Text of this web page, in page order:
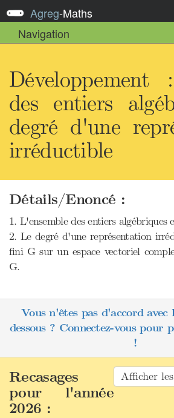
Agreg-Maths
Navigation
Développement
des entiers
degré d'une
irréductible
Détails/Enoncé :
1. L'ensemble des entiers algébriques
2. Le degré d'une représentation
ﬁni G sur un espace vectoriel
G.
Vous n'êtes pas d'accord avec
dessous ? Connectez-vous pour
!
Afficher
Recasages
pour l'année
2026 :